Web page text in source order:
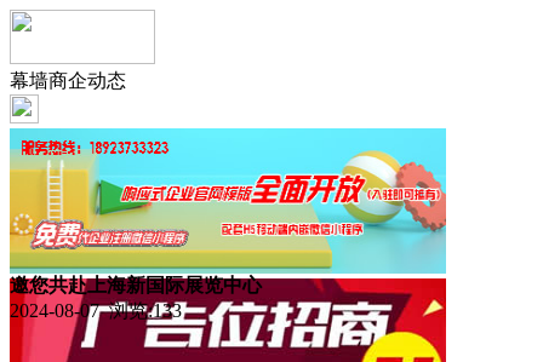
幕墙商企动态
邀您共赴上海新国际展览中心
2024-08-07 浏览:133